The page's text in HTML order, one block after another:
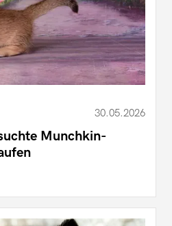
30.05.2026
Munchkin-